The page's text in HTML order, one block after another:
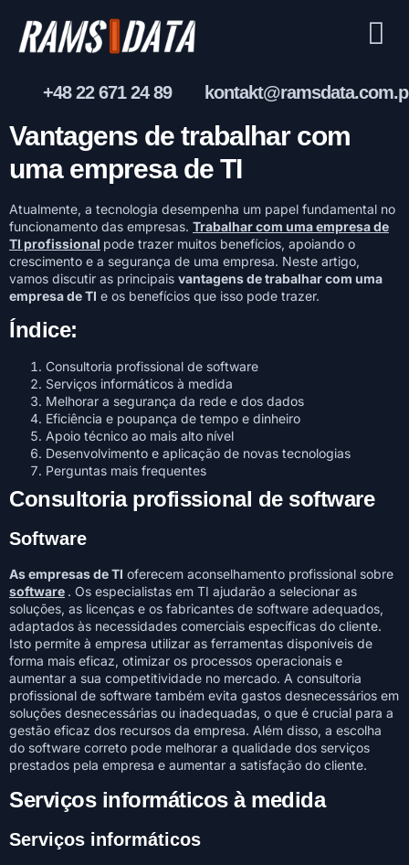
+48 22 671 24 89
Vantagens de trabalhar com
uma empresa de TI
Atualmente, a tecnologia desempenha um papel fundamental no
funcionamento das empresas. Trabalhar com uma empresa de
TI profissional pode trazer muitos benefícios, apoiando o
crescimento e a segurança de uma empresa. Neste artigo,
vamos discutir as principais vantagens de trabalhar com uma
empresa de TI e os benefícios que isso pode trazer.
Índice:
Consultoria profissional de software
Serviços informáticos à medida
Melhorar a segurança da rede e dos dados
Eficiência e poupança de tempo e dinheiro
Apoio técnico ao mais alto nível
Desenvolvimento e aplicação de novas tecnologias
Perguntas mais frequentes
Consultoria profissional de software
Software
As empresas de TI oferecem aconselhamento profissional sobre
software . Os especialistas em TI ajudarão a selecionar as
soluções, as licenças e os fabricantes de software adequados,
adaptados às necessidades comerciais específicas do cliente.
Isto permite à empresa utilizar as ferramentas disponíveis de
forma mais eficaz, otimizar os processos operacionais e
aumentar a sua competitividade no mercado. A consultoria
profissional de software também evita gastos desnecessários em
soluções desnecessárias ou inadequadas, o que é crucial para a
gestão eficaz dos recursos da empresa. Além disso, a escolha
do software correto pode melhorar a qualidade dos serviços
prestados pela empresa e aumentar a satisfação do cliente.
Serviços informáticos à medida
Serviços informáticos